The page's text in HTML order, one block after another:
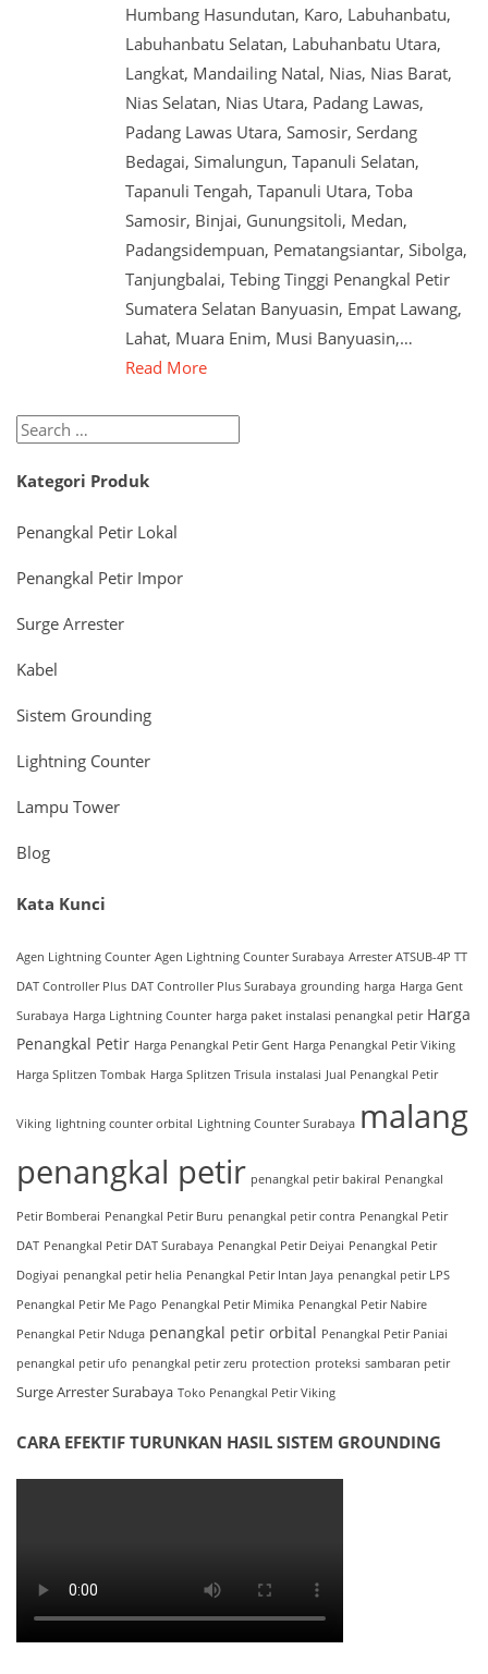
Humbang Hasundutan, Karo, Labuhanbatu,
Labuhanbatu Selatan, Labuhanbatu Utara,
Langkat, Mandailing Natal, Nias, Nias Barat,
Nias Selatan, Nias Utara, Padang Lawas,
Padang Lawas Utara, Samosir, Serdang
Bedagai, Simalungun, Tapanuli Selatan,
Tapanuli Tengah, Tapanuli Utara, Toba
Samosir, Binjai, Gunungsitoli, Medan,
Padangsidempuan, Pematangsiantar, Sibolga,
Tanjungbalai, Tebing Tinggi Penangkal Petir
Sumatera Selatan Banyuasin, Empat Lawang,
Lahat, Muara Enim, Musi Banyuasin,…
Read More
Search
Kategori Produk
Penangkal Petir Lokal
Penangkal Petir Impor
Surge Arrester
Kabel
Sistem Grounding
Lightning Counter
Lampu Tower
Blog
Kata Kunci
Agen Lightning Counter Agen Lightning Counter Surabaya Arrester ATSUB-4P TT
DAT Controller Plus DAT Controller Plus Surabaya grounding harga Harga Gent
Surabaya Harga Lightning Counter harga paket instalasi penangkal petir Harga
Penangkal Petir Harga Penangkal Petir Gent Harga Penangkal Petir Viking
Harga Splitzen Tombak Harga Splitzen Trisula instalasi Jual Penangkal Petir
Viking lightning counter orbital Lightning Counter Surabaya malang
penangkal petir penangkal petir bakiral Penangkal
Petir Bomberai Penangkal Petir Buru penangkal petir contra Penangkal Petir
DAT Penangkal Petir DAT Surabaya Penangkal Petir Deiyai Penangkal Petir
Dogiyai penangkal petir helia Penangkal Petir Intan Jaya penangkal petir LPS
Penangkal Petir Me Pago Penangkal Petir Mimika Penangkal Petir Nabire
Penangkal Petir Nduga penangkal petir orbital Penangkal Petir Paniai
penangkal petir ufo penangkal petir zeru protection proteksi sambaran petir
Surge Arrester Surabaya Toko Penangkal Petir Viking
CARA EFEKTIF TURUNKAN HASIL SISTEM GROUNDING